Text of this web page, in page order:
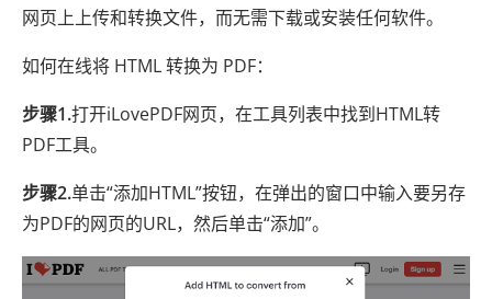
网页上上传和转换文件，而无需下载或安装任何软件。
如何在线将 HTML 转换为 PDF：
步骤1.打开iLovePDF网页，在工具列表中找到HTML转
PDF工具。
步骤2.单击“添加HTML”按钮，在弹出的窗口中输入要另存
为PDF的网页的URL，然后单击“添加”。